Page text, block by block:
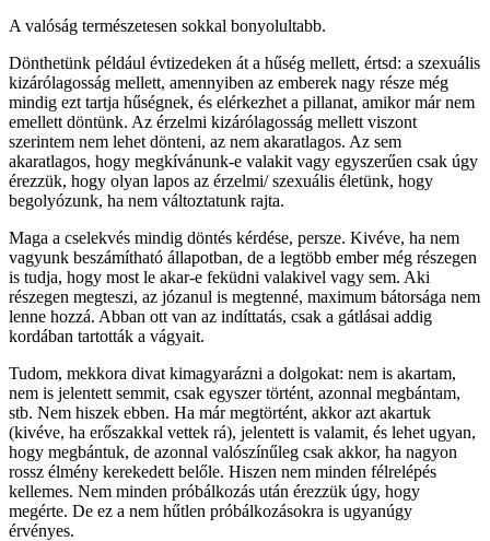
A valóság természetesen sokkal bonyolultabb.
Dönthetünk például évtizedeken át a hűség mellett, értsd: a szexuális
kizárólagosság mellett, amennyiben az emberek nagy része még
mindig ezt tartja hűségnek, és elérkezhet a pillanat, amikor már nem
emellett döntünk. Az érzelmi kizárólagosság mellett viszont
szerintem nem lehet dönteni, az nem akaratlagos. Az sem
akaratlagos, hogy megkívánunk-e valakit vagy egyszerűen csak úgy
érezzük, hogy olyan lapos az érzelmi/ szexuális életünk, hogy
begolyózunk, ha nem változtatunk rajta.
Maga a cselekvés mindig döntés kérdése, persze. Kivéve, ha nem
vagyunk beszámítható állapotban, de a legtöbb ember még részegen
is tudja, hogy most le akar-e feküdni valakivel vagy sem. Aki
részegen megteszi, az józanul is megtenné, maximum bátorsága nem
lenne hozzá. Abban ott van az indíttatás, csak a gátlásai addig
kordában tartották a vágyait.
Tudom, mekkora divat kimagyarázni a dolgokat: nem is akartam,
nem is jelentett semmit, csak egyszer történt, azonnal megbántam,
stb. Nem hiszek ebben. Ha már megtörtént, akkor azt akartuk
(kivéve, ha erőszakkal vettek rá), jelentett is valamit, és lehet ugyan,
hogy megbántuk, de azonnal valószínűleg csak akkor, ha nagyon
rossz élmény kerekedett belőle. Hiszen nem minden félrelépés
kellemes. Nem minden próbálkozás után érezzük úgy, hogy
megérte. De ez a nem hűtlen próbálkozásokra is ugyanúgy
érvényes.